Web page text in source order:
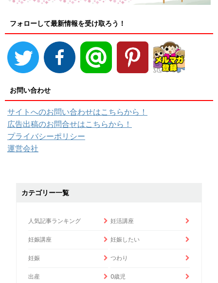
フォローして最新情報を受け取ろう！
お問い合わせ
サイトへのお問い合わせはこちらから！
広告出稿のお問合せはこちらから！
プライバシーポリシー
運営会社
カテゴリー一覧
人気記事ランキング 妊活講座
妊娠講座 妊娠したい
妊娠 つわり
出産 0歳児